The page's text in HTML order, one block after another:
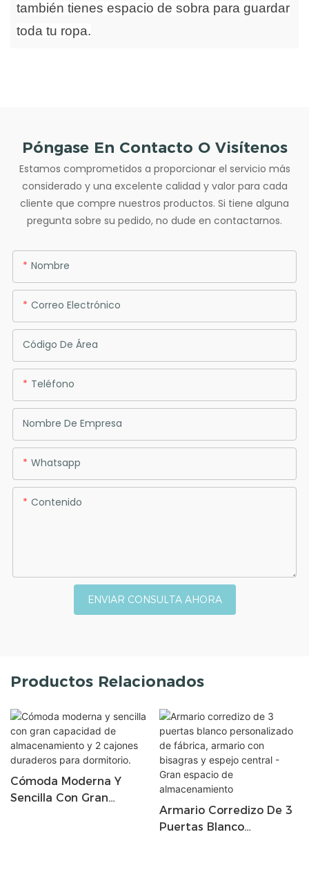
también tienes espacio de sobra para guardar
toda tu ropa.
Póngase En Contacto O Visítenos
Estamos comprometidos a proporcionar el servicio más
considerado y una excelente calidad y valor para cada
cliente que compre nuestros productos. Si tiene alguna
pregunta sobre su pedido, no dude en contactarnos.
Nombre
Correo Electrónico
Código De Área
Teléfono
Nombre De Empresa
Whatsapp
Contenido
ENVIAR CONSULTA AHORA
Productos Relacionados
Cómoda Moderna Y
Sencilla Con Gran
Armario Corredizo De 3
Puertas Blanco